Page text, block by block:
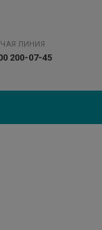
ЛИНИЯ
200-07-45